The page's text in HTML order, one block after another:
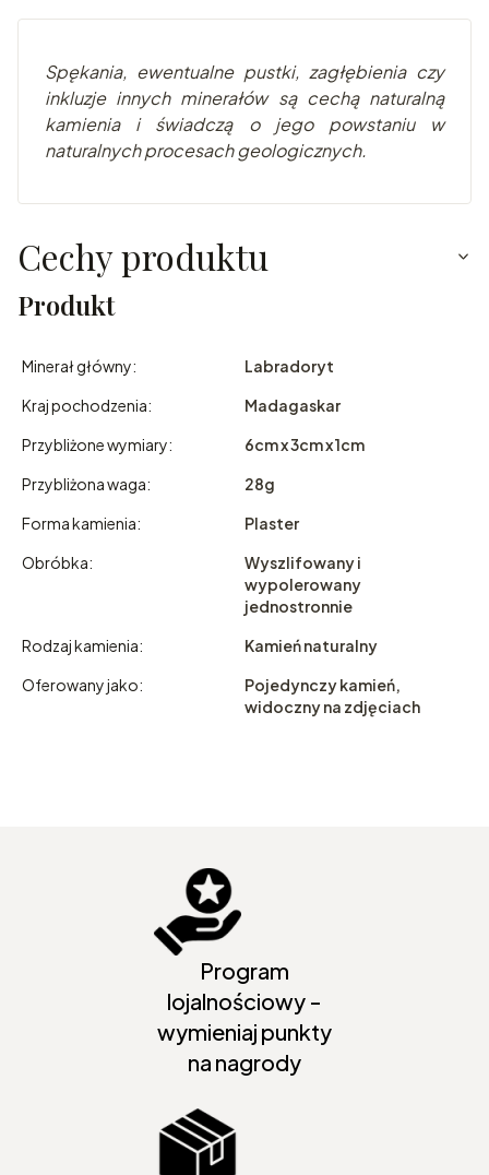
Spękania, ewentualne pustki, zagłębienia czy
inkluzje innych minerałów są cechą naturalną
kamienia i świadczą o jego powstaniu w
naturalnych procesach geologicznych.
Cechy produktu
Produkt
Minerał główny:
Labradoryt
Kraj pochodzenia:
Madagaskar
Przybliżone wymiary:
6cm x 3cm x 1cm
Przybliżona waga:
28g
Forma kamienia:
Plaster
Obróbka:
Wyszlifowany i
wypolerowany
jednostronnie
Rodzaj kamienia:
Kamień naturalny
Oferowany jako:
Pojedynczy kamień,
widoczny na zdjęciach
Program
lojalnościowy -
wymieniaj punkty
na nagrody